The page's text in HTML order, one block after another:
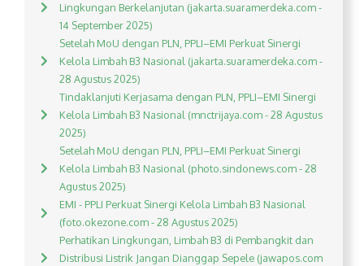
Lingkungan Berkelanjutan (jakarta.suaramerdeka.com -
14 September 2025)
Setelah MoU dengan PLN, PPLI–EMI Perkuat Sinergi
Kelola Limbah B3 Nasional (jakarta.suaramerdeka.com -
28 Agustus 2025)
Tindaklanjuti Kerjasama dengan PLN, PPLI–EMI Sinergi
Kelola Limbah B3 Nasional (mnctrijaya.com - 28 Agustus
2025)
Setelah MoU dengan PLN, PPLI–EMI Perkuat Sinergi
Kelola Limbah B3 Nasional (photo.sindonews.com - 28
Agustus 2025)
EMI - PPLI Perkuat Sinergi Kelola Limbah B3 Nasional
(foto.okezone.com - 28 Agustus 2025)
Perhatikan Lingkungan, Limbah B3 di Pembangkit dan
Distribusi Listrik Jangan Dianggap Sepele (jawapos.com